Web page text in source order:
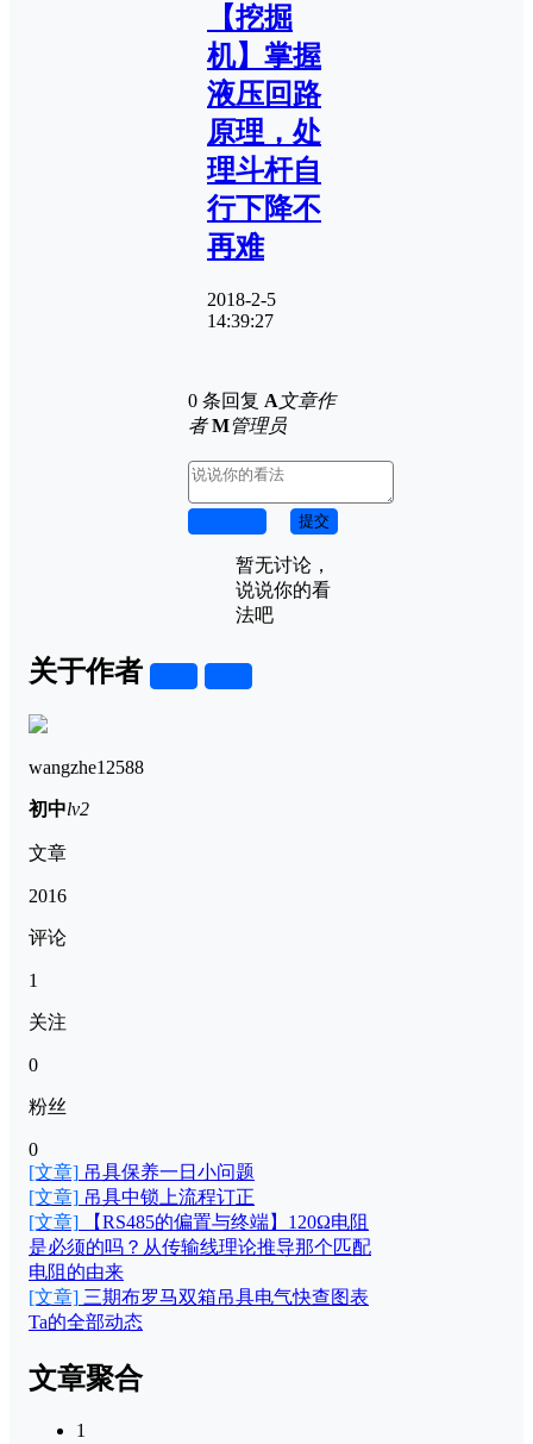
【挖掘
机】掌握
液压回路
原理，处
理斗杆自
行下降不
再难
2018-2-5
14:39:27
0 条回复 A文章作
者 M管理员
提交
暂无讨论，
说说你的看
法吧
关于作者
wangzhe12588
初中lv2
文章
2016
评论
1
关注
0
粉丝
0
[文章] 吊具保养一日小问题
[文章] 吊具中锁上流程订正
[文章] 【RS485的偏置与终端】120Ω电阻
是必须的吗？从传输线理论推导那个匹配
电阻的由来
[文章] 三期布罗马双箱吊具电气快查图表
Ta的全部动态
文章聚合
1